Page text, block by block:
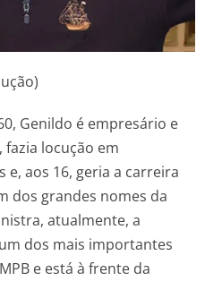
Genildo é empresário e
locução em
aos 16, geria a carreira
dos grandes nomes da
atualmente, a
dos mais importantes
e está à frente da